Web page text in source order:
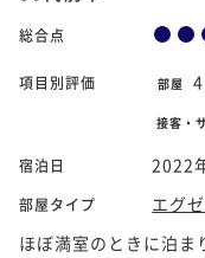
総合点
項目別評価 部屋 4
接客・
宿泊日 2022
部屋タイプ
エグ
ほぼ満室のときに泊ま